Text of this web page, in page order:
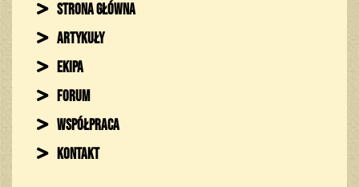
Strona główna
Artykuły
Ekipa
Forum
Współpraca
Kontakt